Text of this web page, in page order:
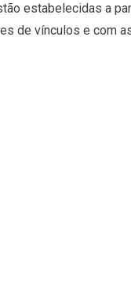
estabelecidas a
de vínculos e com